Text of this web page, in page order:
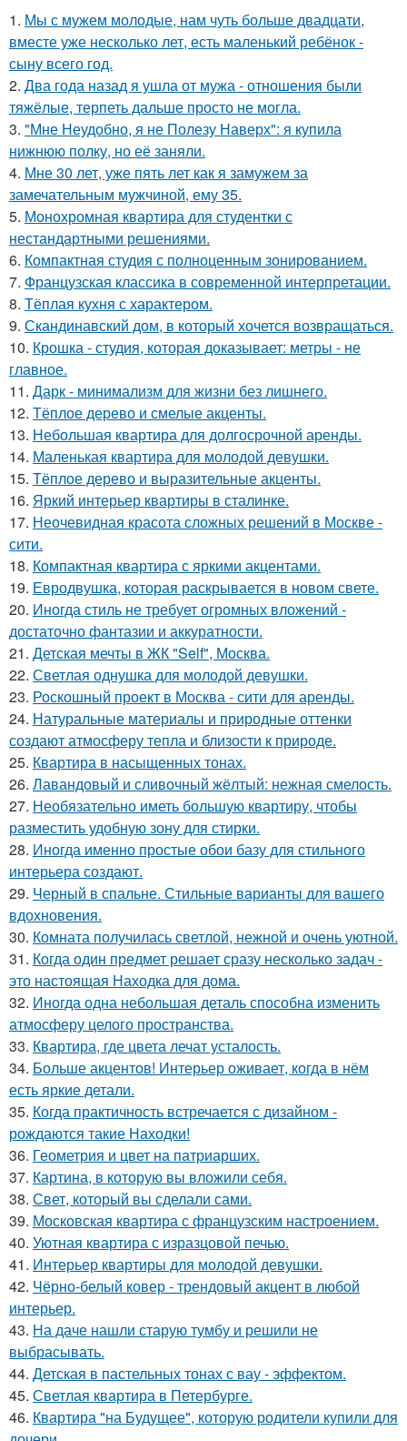
1. Мы с мужем молодые, нам чуть больше двадцати,
вместе уже несколько лет, есть маленький ребёнок -
сыну всего год.
2. Два года назад я ушла от мужа - отношения были
тяжёлые, терпеть дальше просто не могла.
3. "Мне Неудобно, я не Полезу Наверх": я купила
нижнюю полку, но её заняли.
4. Мне 30 лет, уже пять лет как я замужем за
замечательным мужчиной, ему 35.
5. Монохромная квартира для студентки с
нестандартными решениями.
6. Компактная студия с полноценным зонированием.
7. Французская классика в современной интерпретации.
8. Тёплая кухня с характером.
9. Скандинавский дом, в который хочется возвращаться.
10. Крошка - студия, которая доказывает: метры - не
главное.
11. Дарк - минимализм для жизни без лишнего.
12. Тёплое дерево и смелые акценты.
13. Небольшая квартира для долгосрочной аренды.
14. Маленькая квартира для молодой девушки.
15. Тёплое дерево и выразительные акценты.
16. Яркий интерьер квартиры в сталинке.
17. Неочевидная красота сложных решений в Москве -
сити.
18. Компактная квартира с яркими акцентами.
19. Евродвушка, которая раскрывается в новом свете.
20. Иногда стиль не требует огромных вложений -
достаточно фантазии и аккуратности.
21. Детская мечты в ЖК "Self", Москва.
22. Светлая однушка для молодой девушки.
23. Роскошный проект в Москва - сити для аренды.
24. Натуральные материалы и природные оттенки
создают атмосферу тепла и близости к природе.
25. Квартира в насыщенных тонах.
26. Лавандовый и сливочный жёлтый: нежная смелость.
27. Необязательно иметь большую квартиру, чтобы
разместить удобную зону для стирки.
28. Иногда именно простые обои базу для стильного
интерьера создают.
29. Черный в спальне. Стильные варианты для вашего
вдохновения.
30. Комната получилась светлой, нежной и очень уютной.
31. Когда один предмет решает сразу несколько задач -
это настоящая Находка для дома.
32. Иногда одна небольшая деталь способна изменить
атмосферу целого пространства.
33. Квартира, где цвета лечат усталость.
34. Больше акцентов! Интерьер оживает, когда в нём
есть яркие детали.
35. Когда практичность встречается с дизайном -
рождаются такие Находки!
36. Геометрия и цвет на патриарших.
37. Картина, в которую вы вложили себя.
38. Свет, который вы сделали сами.
39. Московская квартира с французским настроением.
40. Уютная квартира с изразцовой печью.
41. Интерьер квартиры для молодой девушки.
42. Чёрно-белый ковер - трендовый акцент в любой
интерьер.
43. На даче нашли старую тумбу и решили не
выбрасывать.
44. Детская в пастельных тонах с вау - эффектом.
45. Светлая квартира в Петербурге.
46. Квартира "на Будущее", которую родители купили для